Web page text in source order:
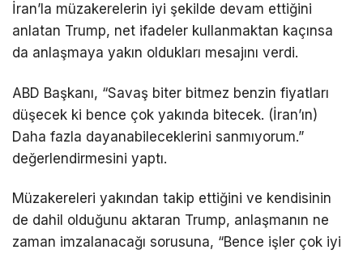
İran’la müzakerelerin iyi şekilde devam ettiğini
anlatan Trump, net ifadeler kullanmaktan kaçınsa
da anlaşmaya yakın oldukları mesajını verdi.
ABD Başkanı, “Savaş biter bitmez benzin fiyatları
düşecek ki bence çok yakında bitecek. (İran’ın)
Daha fazla dayanabileceklerini sanmıyorum.”
değerlendirmesini yaptı.
Müzakereleri yakından takip ettiğini ve kendisinin
de dahil olduğunu aktaran Trump, anlaşmanın ne
zaman imzalanacağı sorusuna, “Bence işler çok iyi